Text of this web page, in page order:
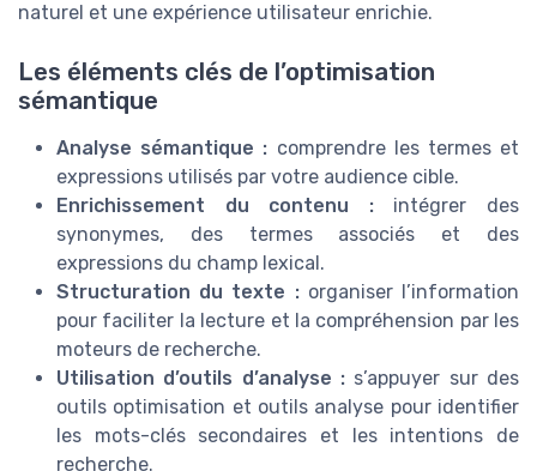
naturel et une expérience utilisateur enrichie.
Les éléments clés de l’optimisation
sémantique
Analyse sémantique : comprendre les termes et
expressions utilisés par votre audience cible.
Enrichissement du contenu :intégrer des
synonymes, des termes associés et des
expressions du champ lexical.
Structuration du texte :organiser l’information
pour faciliter la lecture et la compréhension par les
moteurs de recherche.
Utilisation d’outils d’analyse : s’appuyer sur des
outils optimisation et outils analyse pour identifier
les mots-clés secondaires et les intentions de
recherche.